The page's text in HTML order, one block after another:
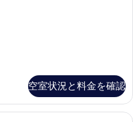
空室状況と料金を確認
ミニバーのアイテム (無料)、セーフ